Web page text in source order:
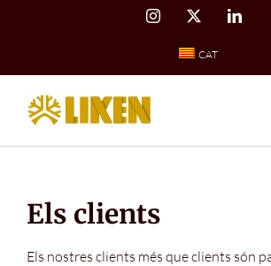
Instagram
CAT
Els clients
Els nostres clients més que clients són